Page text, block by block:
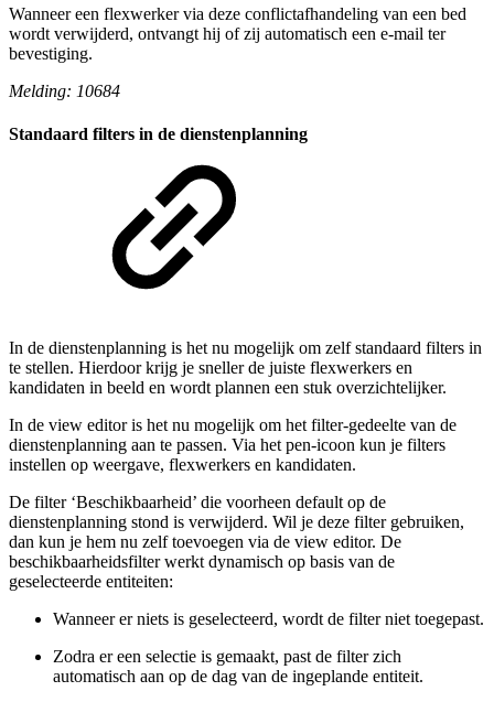
Wanneer een flexwerker via deze conflictafhandeling van een bed
wordt verwijderd, ontvangt hij of zij automatisch een e-mail ter
bevestiging.
Melding: 10684
Standaard filters in de dienstenplanning
In de dienstenplanning is het nu mogelijk om zelf standaard filters in
te stellen. Hierdoor krijg je sneller de juiste flexwerkers en
kandidaten in beeld en wordt plannen een stuk overzichtelijker.
In de view editor is het nu mogelijk om het filter-gedeelte van de
dienstenplanning aan te passen. Via het pen-icoon kun je filters
instellen op weergave, flexwerkers en kandidaten.
De filter ‘Beschikbaarheid’ die voorheen default op de
dienstenplanning stond is verwijderd. Wil je deze filter gebruiken,
dan kun je hem nu zelf toevoegen via de view editor. De
beschikbaarheidsfilter werkt dynamisch op basis van de
geselecteerde entiteiten:
Wanneer er niets is geselecteerd, wordt de filter niet toegepast.
Zodra er een selectie is gemaakt, past de filter zich
automatisch aan op de dag van de ingeplande entiteit.